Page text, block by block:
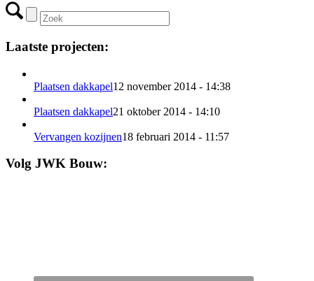
Laatste projecten:
Plaatsen dakkapel12 november 2014 - 14:38
Plaatsen dakkapel21 oktober 2014 - 14:10
Vervangen kozijnen18 februari 2014 - 11:57
Volg JWK Bouw: